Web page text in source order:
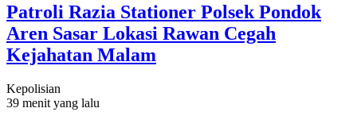
Patroli Razia Stationer Polsek Pondok
Aren Sasar Lokasi Rawan Cegah
Kejahatan Malam
Kepolisian
39 menit yang lalu